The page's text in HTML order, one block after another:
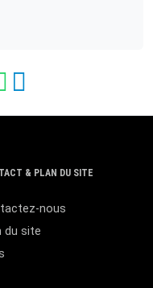
& PLAN DU SITE
nous
du site